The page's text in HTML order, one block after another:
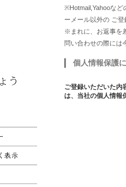
※Hotmail,Yahooなど
ーメール以外の ご
※まれに、お返事を
問い合わせの際には
個人情報保護
ご登録いただいた内
は、当社の個人情報